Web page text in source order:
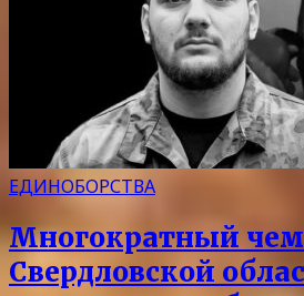
ЕДИНОБОРСТВА
Многократный
Свердловской